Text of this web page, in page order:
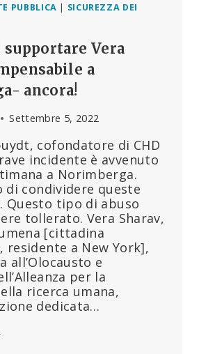
PUBBLICA | SICUREZZA DEI
supportare Vera
a
ancora!
Settembre 5, 2022
cofondatore di CHD
incidente è avvenuto
a Norimberga.
condividere queste
Questo tipo di abuso
tollerato. Vera Sharav,
[cittadina
residente a New York],
all’Olocausto e
per la
ricerca umana,
dedicata…